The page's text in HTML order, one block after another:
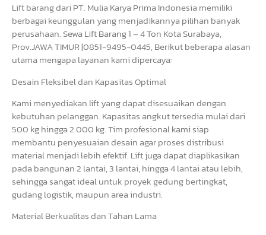
Lift barang dari PT. Mulia Karya Prima Indonesia memiliki
berbagai keunggulan yang menjadikannya pilihan banyak
perusahaan. Sewa Lift Barang 1 – 4 Ton Kota Surabaya,
Prov.JAWA TIMUR |0851-9495-0445, Berikut beberapa alasan
utama mengapa layanan kami dipercaya:
Desain Fleksibel dan Kapasitas Optimal
Kami menyediakan lift yang dapat disesuaikan dengan
kebutuhan pelanggan. Kapasitas angkut tersedia mulai dari
500 kg hingga 2.000 kg. Tim profesional kami siap
membantu penyesuaian desain agar proses distribusi
material menjadi lebih efektif. Lift juga dapat diaplikasikan
pada bangunan 2 lantai, 3 lantai, hingga 4 lantai atau lebih,
sehingga sangat ideal untuk proyek gedung bertingkat,
gudang logistik, maupun area industri.
Material Berkualitas dan Tahan Lama